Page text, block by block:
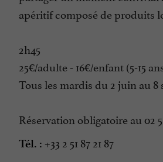
apéritif composé de produits
2h45
25€/adulte - 16€/enfant (5-15
Tous les mardis du 2 juin au 8
Réservation obligatoire au 02
Tél. : +33 2 51 87 21 87